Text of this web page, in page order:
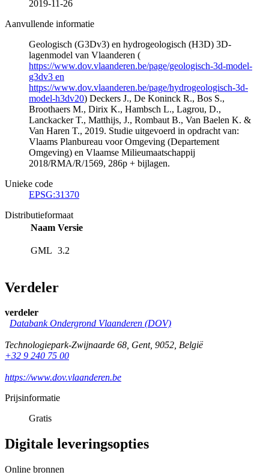
2019-11-26
Aanvullende informatie
Geologisch (G3Dv3) en hydrogeologisch (H3D) 3D-
lagenmodel van Vlaanderen (
https://www.dov.vlaanderen.be/page/geologisch-3d-model-
g3dv3 en
https://www.dov.vlaanderen.be/page/hydrogeologisch-3d-
model-h3dv20) Deckers J., De Koninck R., Bos S.,
Broothaers M., Dirix K., Hambsch L., Lagrou, D.,
Lanckacker T., Matthijs, J., Rombaut B., Van Baelen K. &
Van Haren T., 2019. Studie uitgevoerd in opdracht van:
Vlaams Planbureau voor Omgeving (Departement
Omgeving) en Vlaamse Milieumaatschappij
2018/RMA/R/1569, 286p + bijlagen.
Unieke code
EPSG:31370
Distributieformaat
Naam Versie
GML 3.2
Verdeler
verdeler
Databank Ondergrond Vlaanderen (DOV)
Technologiepark-Zwijnaarde 68, Gent, 9052, België
+32 9 240 75 00
https://www.dov.vlaanderen.be
Prijsinformatie
Gratis
Digitale leveringsopties
Online bronnen